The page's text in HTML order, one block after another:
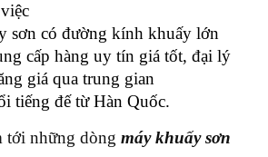
sơn có đường kính khuấy lớn
cấp hàng uy tín giá tốt, đại lý
giá qua trung gian
tiếng đế từ Hàn Quốc.
tới những dòng máy khuấy sơn